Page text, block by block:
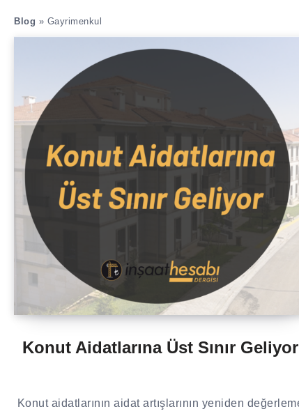
Blog » Gayrimenkul
Konut Aidatlarına Üst Sınır Geliyor
Konut aidatlarının aidat artışlarının yeniden